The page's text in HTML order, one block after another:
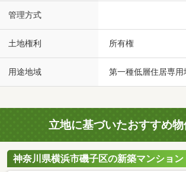
管理方式
土地権利 所有権
用途地域 第一種低層住居専用
立地に基づいたおすすめ
神奈川県横浜市磯子区の新築マンション